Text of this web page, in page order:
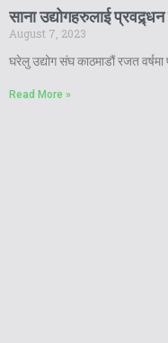
साना उद्योगहरुलाई प्रवद्र्धन
August 7, 2023
घरेलु उद्योग संघ काठमाडौं रजत
Read More »